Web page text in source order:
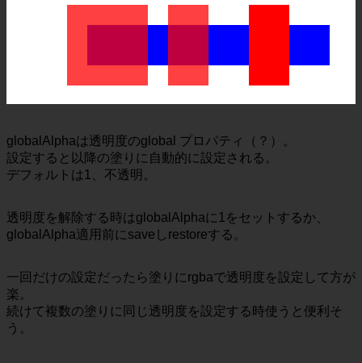
globalAlphaは透明度のglobal プロパティ（？）。
設定すると以降の塗りに自動的に設定される。
デフォルトは1、不透明。
透明度を解除する時はglobalAlphaに1をセットするか、
globalAlpha適用前にsaveしrestoreする。
一回だけの設定だったら塗りにrgbaで透明度を設定して方が
楽。
続けて複数の塗りに同じ透明度を設定する時使うと便利そ
う。